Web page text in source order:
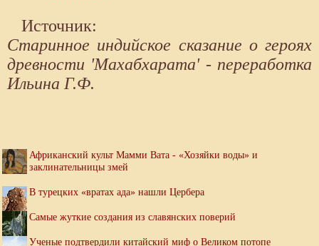
Источник:
Старинное индийское сказание о героях
древности 'Махабхарата' - переработка
Ильина Г.Ф.
Африканский культ Мамми Вата - «Хозяйки воды» и
заклинательницы змей
В турецких «вратах ада» нашли Цербера
Самые жуткие создания из славянских поверий
Ученые подтвердили китайский миф о Великом потопе